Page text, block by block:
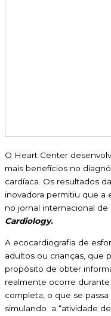
O Heart Center
mais benefícios no
cardíaca. Os resultados
inovadora permitiu que a
no jornal internacional de
Cardiology.
A ecocardiografia de
adultos ou crianças, que
propósito de obter
realmente ocorre
completa, o que se
simulando a “atividade